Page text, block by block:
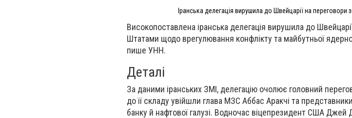
Іранська делегація вирушила до Швейцарії на переговори
Високопоставлена іранська делегація вирушила до
Штатами щодо врегулювання конфлікту та майбутньої
пише УНН.
Деталі
За даними іранських ЗМІ, делегацію очолює головний
до її складу увійшли глава МЗС Аббас Аракчі та
банку й нафтової галузі. Водночас віцепрезидент США